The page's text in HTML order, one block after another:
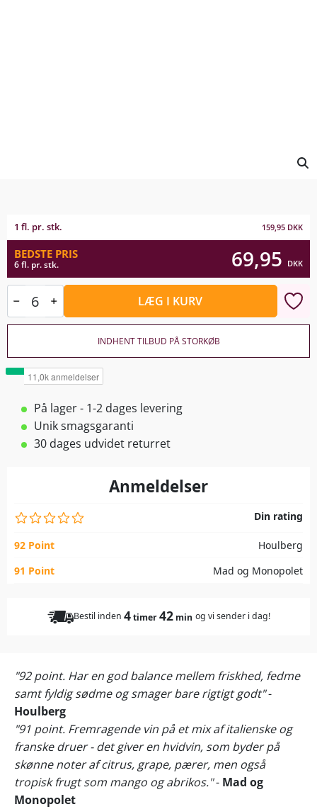
1 fl. pr. stk. 159,95 DKK
BEDSTE PRIS
6 fl. pr. stk. 69,95 DKK
LÆG I KURV
INDHENT TILBUD PÅ STORKØB
På lager - 1-2 dages levering
Unik smagsgaranti
30 dages udvidet returret
Anmeldelser
Din rating
92 Point
Houlberg
91 Point
Mad og Monopolet
Bestil inden 4timer42 min og vi sender i dag!
"92 point. Har en god balance mellem friskhed, fedme
samt fyldig sødme og smager bare rigtigt godt"-
Houlberg
"91 point. Fremragende vin på et mix af italienske og
franske druer - det giver en hvidvin, som byder på
skønne noter af citrus, grape, pærer, men også
tropisk frugt som mango og abrikos."- Mad og
Monopolet